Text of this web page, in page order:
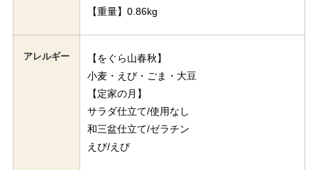
【重量】0.86kg
アレルギー
【をぐら山春秋】
小麦・えび・ごま・大豆
【定家の月】
サラダ仕立て/使用なし
和三盆仕立て/ゼラチン
えび/えび